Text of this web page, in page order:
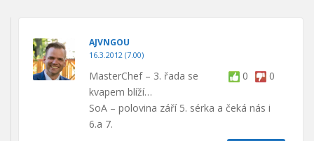
AJVNGOU
16.3.2012 (7.00)
0 0
MasterChef – 3. řada se
kvapem blíží…
SoA – polovina září 5. sérka a čeká nás i
6.a 7.